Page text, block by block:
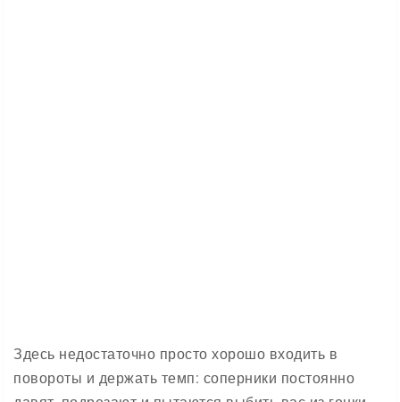
Здесь недостаточно просто хорошо входить в
повороты и держать темп: соперники постоянно